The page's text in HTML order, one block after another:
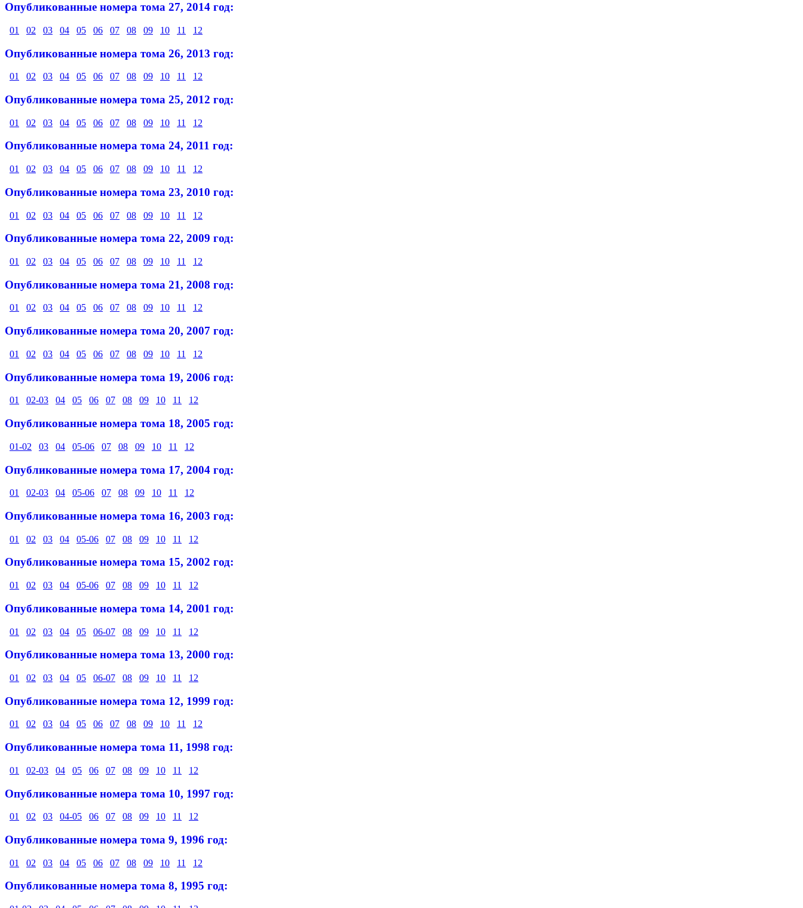
Опубликованные номера тома 27, 2014 год:
01 02 03 04 05 06 07 08 09 10 11 12
Опубликованные номера тома 26, 2013 год:
01 02 03 04 05 06 07 08 09 10 11 12
Опубликованные номера тома 25, 2012 год:
01 02 03 04 05 06 07 08 09 10 11 12
Опубликованные номера тома 24, 2011 год:
01 02 03 04 05 06 07 08 09 10 11 12
Опубликованные номера тома 23, 2010 год:
01 02 03 04 05 06 07 08 09 10 11 12
Опубликованные номера тома 22, 2009 год:
01 02 03 04 05 06 07 08 09 10 11 12
Опубликованные номера тома 21, 2008 год:
01 02 03 04 05 06 07 08 09 10 11 12
Опубликованные номера тома 20, 2007 год:
01 02 03 04 05 06 07 08 09 10 11 12
Опубликованные номера тома 19, 2006 год:
01 02-03 04 05 06 07 08 09 10 11 12
Опубликованные номера тома 18, 2005 год:
01-02 03 04 05-06 07 08 09 10 11 12
Опубликованные номера тома 17, 2004 год:
01 02-03 04 05-06 07 08 09 10 11 12
Опубликованные номера тома 16, 2003 год:
01 02 03 04 05-06 07 08 09 10 11 12
Опубликованные номера тома 15, 2002 год:
01 02 03 04 05-06 07 08 09 10 11 12
Опубликованные номера тома 14, 2001 год:
01 02 03 04 05 06-07 08 09 10 11 12
Опубликованные номера тома 13, 2000 год:
01 02 03 04 05 06-07 08 09 10 11 12
Опубликованные номера тома 12, 1999 год:
01 02 03 04 05 06 07 08 09 10 11 12
Опубликованные номера тома 11, 1998 год:
01 02-03 04 05 06 07 08 09 10 11 12
Опубликованные номера тома 10, 1997 год:
01 02 03 04-05 06 07 08 09 10 11 12
Опубликованные номера тома 9, 1996 год:
01 02 03 04 05 06 07 08 09 10 11 12
Опубликованные номера тома 8, 1995 год: